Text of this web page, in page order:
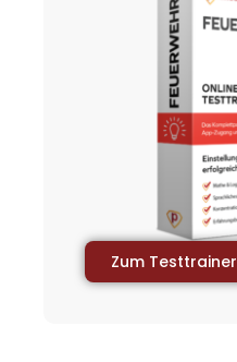
Zum Testtrainer